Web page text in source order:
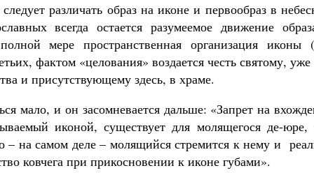
различать образ на иконе и первообраз в
всегда остается разумеемое движение
мере пространственная организация иконы
фактом «целования» воздается честь святому, уже
и присутствующему здесь, в храме.
мало, и он засомневается дальше: «Запрет на
иконой, существует для молящегося де-юре,
– на самом деле – молящийся стремится к нему и
ковчега при прикосновении к иконе губами».